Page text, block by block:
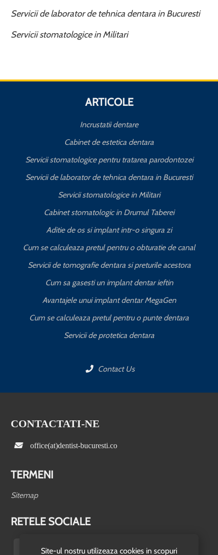
Site-ul nostru utilizeaza cookies in scopuri
Servicii de laborator de tehnica dentara in Bucuresti
Servicii stomatologice in Militari
ARTICOLE
Incrustatii dentare
Cabinet de estetica dentara
Servicii stomatologice pentru tratarea parodontozei
Servicii de laborator de tehnica dentara in Bucuresti
Servicii stomatologice in Militari
Cabinet stomatologic in Drumul Taberei
Aditie de os si implant intr-o singura zi
Cum se calculeaza pretul pentru o obturatie de canal
Servicii de tomografie dentara si preturile acestora
Cum sa gasesti un implant dentar ieftin
Avantajele unui implant dentar MegaGen
Cum se calculeaza pretul pentru o punte dentara
Servicii de protetica dentara
Contact Us
CONTACTATI-NE
office(at)dentist-bucuresti.co
TERMENI
Sitemap
RETELE SOCIALE